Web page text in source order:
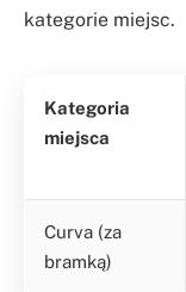
kategorie miejsc.
Kategoria
miejsca
Curva (za
bramką)